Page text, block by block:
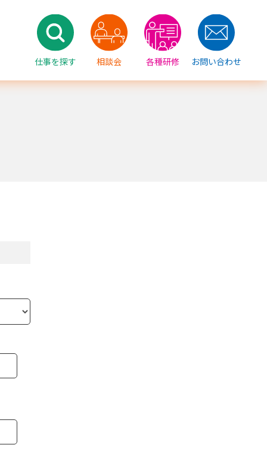
仕事を探す 相談会 各種研修 お問い合わせ